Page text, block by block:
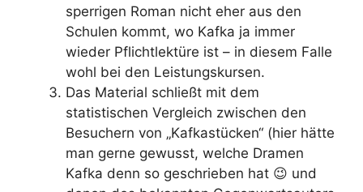
sperrigen Roman nicht eher aus den
Schulen kommt, wo Kafka ja immer
wieder Pflichtlektüre ist – in diesem Falle
wohl bei den Leistungskursen.
Das Material schließt mit dem
statistischen Vergleich zwischen den
Besuchern von „Kafkastücken“ (hier hätte
man gerne gewusst, welche Dramen
Kafka denn so geschrieben hat 😉 und